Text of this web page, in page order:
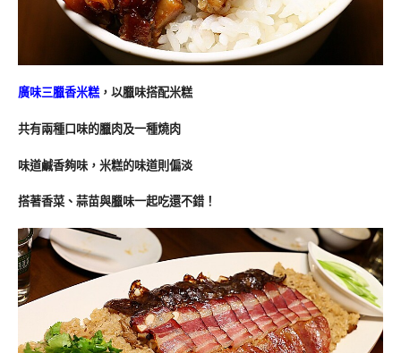
廣味三臘香米糕 ，以臘味搭配米糕
共有兩種口味的臘肉及一種燒肉
味道鹹香夠味，米糕的味道則偏淡
搭著香菜、蒜苗與臘味一起吃還不錯！